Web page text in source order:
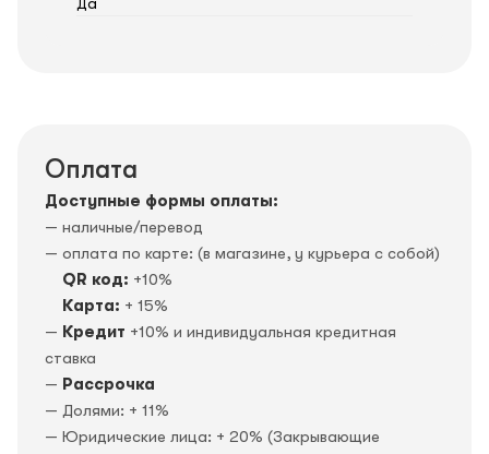
Оплата
Доступные формы оплаты:
— наличные/перевод
— оплата по карте: (в магазине, у курьера с собой)
QR код: +10%
Карта: + 15%
— Кредит +10% и индивидуальная кредитная
ставка
— Рассрочка
— Долями: + 11%
— Юридические лица: + 20% (Закрывающие